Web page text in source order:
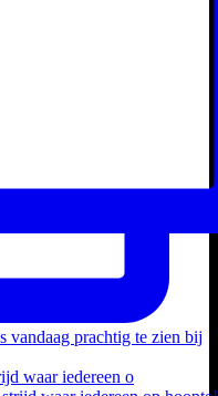
waar iedereen o